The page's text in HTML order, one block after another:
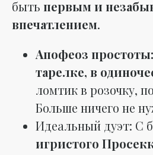
быть первым и
впечатлением.
Апофеоз простоты:
тарелке, в
ломтик в розочку,
Больше ничего не
Идеальный дуэт: С
игристого